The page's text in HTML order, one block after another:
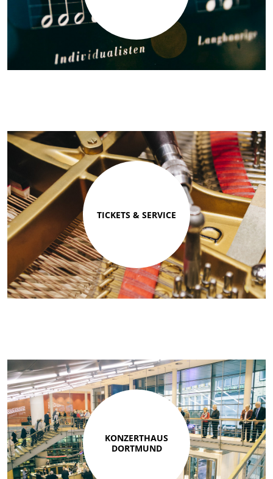
TICKETS & SERVICE
KONZERTHAUS
DORTMUND